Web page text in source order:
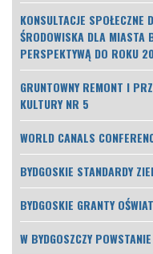
KONSULTACJE SPOŁECZNE
ŚRODOWISKA DLA
PERSPEKTYWĄ DO ROKU
GRUNTOWNY REMONT I
KULTURY NR 5
WORLD CANALS
BYDGOSKIE STANDARDY
BYDGOSKIE GRANTY
W BYDGOSZCZY